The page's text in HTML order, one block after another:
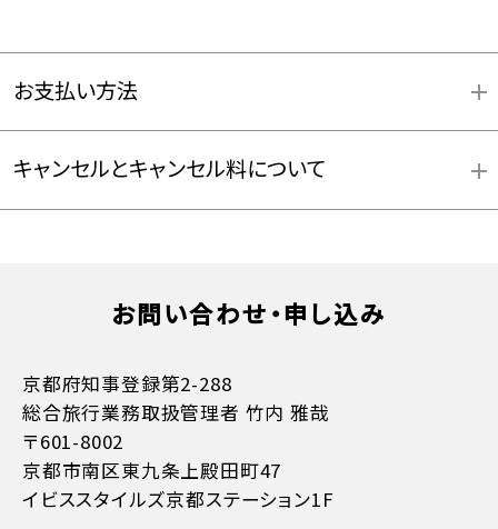
お支払い方法
キャンセルとキャンセル料について
11日目に当たる日以前
お問い合わせ・申し込み
京都府知事登録第2-288
総合旅行業務取扱管理者 竹内 雅哉
〒601-8002
京都市南区東九条上殿田町47
イビススタイルズ京都ステーション1F